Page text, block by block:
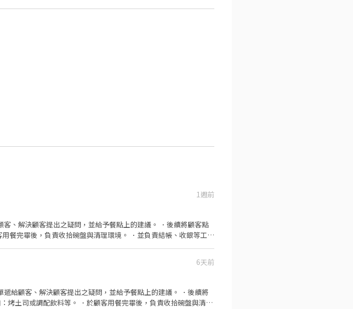
1週前
、解決顧客提出之疑問，並給予餐點上的建議。 ．後續將顧客點
餐完畢後，負責收拾碗盤與清理環境。 ．並負責結帳、收銀等工
6天前
給顧客、解決顧客提出之疑問，並給予餐點上的建議。 ．後續將
烤土司或調配飲料等。 ．於顧客用餐完畢後，負責收拾碗盤與清理